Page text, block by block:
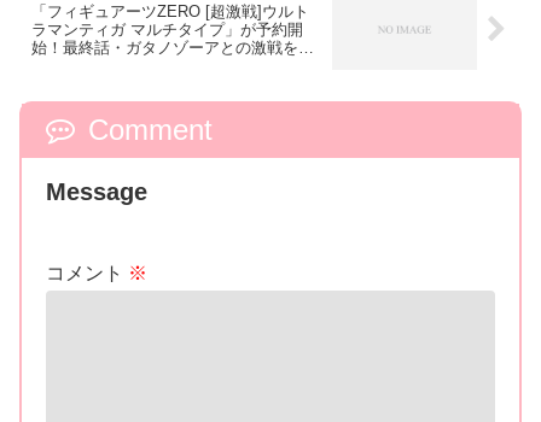
「フィギュアーツZERO [超激戦]ウルト
ラマンティガ マルチタイプ」が予約開
始！最終話・ガタノゾーアとの激戦を再
Comment
Message
コメント ※